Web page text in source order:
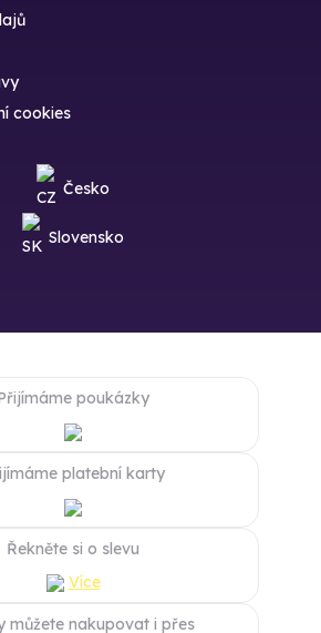
cookies
Česko
Slovensko
poukázky
platební karty
Řekněte si o slevu
Více
můžete nakupovat i přes